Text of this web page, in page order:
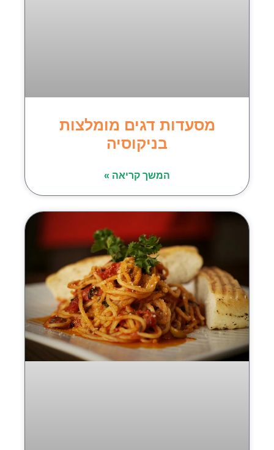
מסעדות דגים מומלצות
בניקוסיה
המשך קריאה »